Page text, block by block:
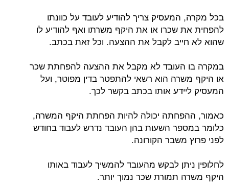
בכל מקרה, המעסיק צריך להודיע לעובד על כוונתו
להפחית את שכרו או את היקף משרתו ואף להודיע לו
שהוא לא חייב לקבל את ההצעה. וכל זאת בכתב.
במקרה בו העובד לא מקבל את ההצעה להפחתת שכר
או היקף משרה הוא רשאי להתפטר בדין מפוטר, ועל
המעסיק ליידע אותו בכתב בקשר לכך.
כאמור, ההפחתה יכולה להיות הפחתת היקף המשרה,
כלומר במספר השעות בהן העובד נדרש לעבוד בחודש
לפני פרוץ משבר הקורונה.
לחלופין ניתן לבקש מהעובד להמשיך לעבוד באותו
היקף משרה תמורת שכר נמוך יותר.